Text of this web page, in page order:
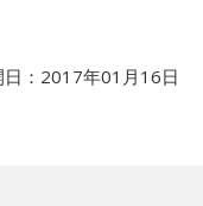
日：2017年01月16日